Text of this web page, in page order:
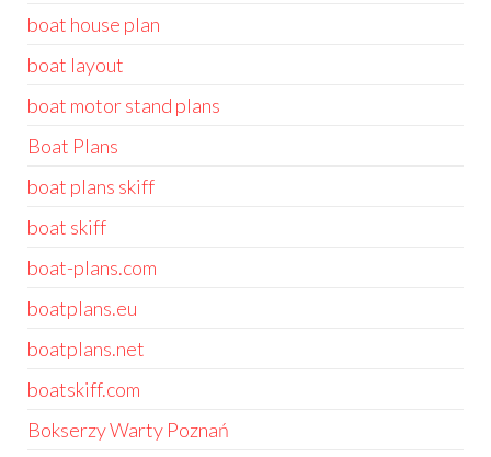
boat house plan
boat layout
boat motor stand plans
Boat Plans
boat plans skiff
boat skiff
boat-plans.com
boatplans.eu
boatplans.net
boatskiff.com
Bokserzy Warty Poznań